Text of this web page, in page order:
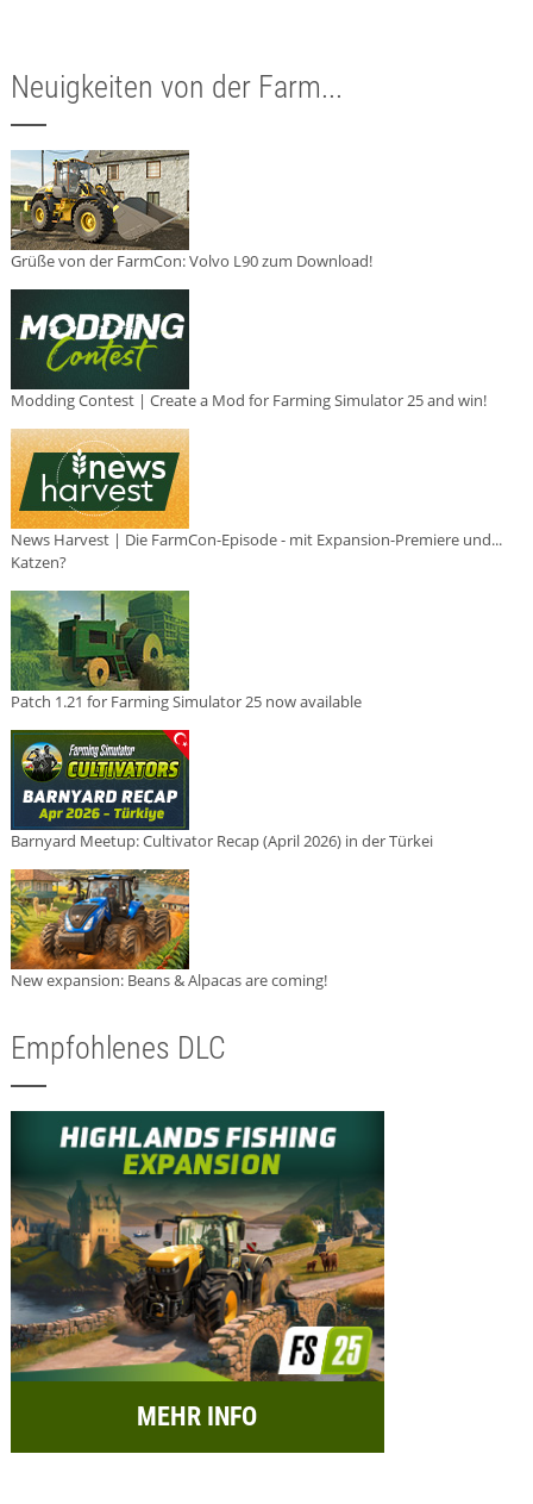
Neuigkeiten von der Farm...
Grüße von der FarmCon: Volvo L90 zum Download!
Modding Contest | Create a Mod for Farming Simulator 25 and win!
News Harvest | Die FarmCon-Episode - mit Expansion-Premiere und...
Katzen?
Patch 1.21 for Farming Simulator 25 now available
Barnyard Meetup: Cultivator Recap (April 2026) in der Türkei
New expansion: Beans & Alpacas are coming!
Empfohlenes DLC
MEHR INFO